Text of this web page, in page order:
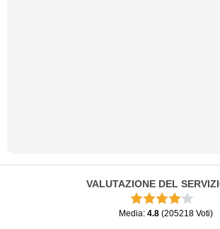
VALUTAZIONE DEL
Media: 4.8 (205218 Voti)